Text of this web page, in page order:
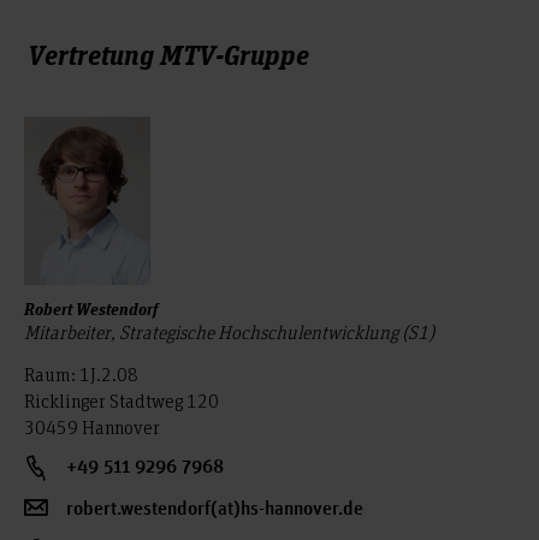
Vertretung MTV-Gruppe
Robert Westendorf
Mitarbeiter, Strategische Hochschulentwicklung (S1)
Raum: 1J.2.08
Ricklinger Stadtweg 120
30459 Hannover
+49 511 9296 7968
robert.westendorf(at)hs-hannover.de